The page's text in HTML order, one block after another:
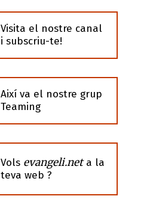
Visita el nostre canal
i subscriu-te!
Així va el nostre grup
Teaming
Vols evangeli.neta la
teva web ?